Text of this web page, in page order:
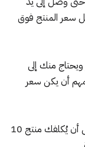
سعر المنتج فوق
منك إلى
أن يكن سعر
سعر المنتج فوق سعر التكلفة عليك؛ فلا يُعقل أن يُكلفك منتج 10